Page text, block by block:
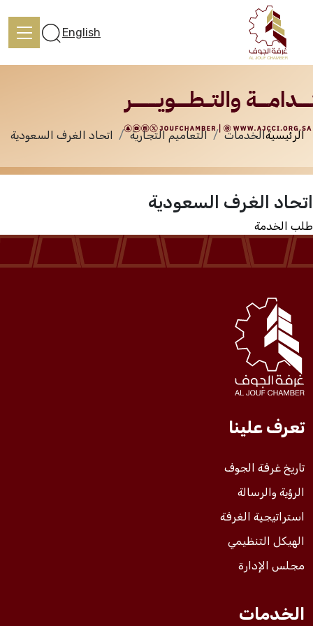
تعرف علينا
الخدمات
المركز الإعلامي
فعاليات الغرفة
فعاليات الجوف
مشاريع الغرفة
English
الخدمات
الرئيسيةالخدمات التعاميم التجارية اتحاد الغرف السعودية
اتحاد الغرف السعودية
طلب الخدمة
تعرف علينا
تاريخ غرفة الجوف
الرؤية والرسالة
استراتيجية الغرفة
الهيكل التنظيمي
مجلس الإدارة
الخدمات